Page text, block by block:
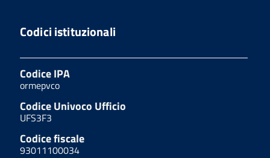
Codici istituzionali
Codice IPA
ormepvco
Codice Univoco Ufficio
UFS3F3
Codice fiscale
93011100034